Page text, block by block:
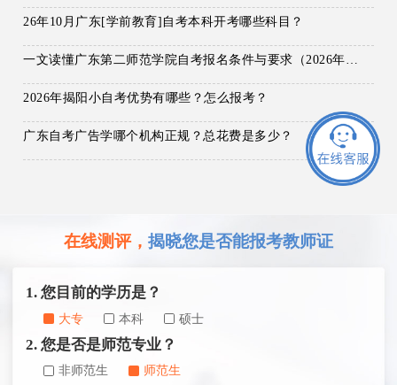
26年10月广东[学前教育]自考本科开考哪些科目？
2026年揭阳小自考优势有哪些？怎么报考？
广东自考广告学哪个机构正规？总花费是多少？
在线测评， 揭晓您是否能报考教师证
1. 您目前的学历是？
大专 本科 硕士
2. 您是否是师范专业？
非师范生 师范生